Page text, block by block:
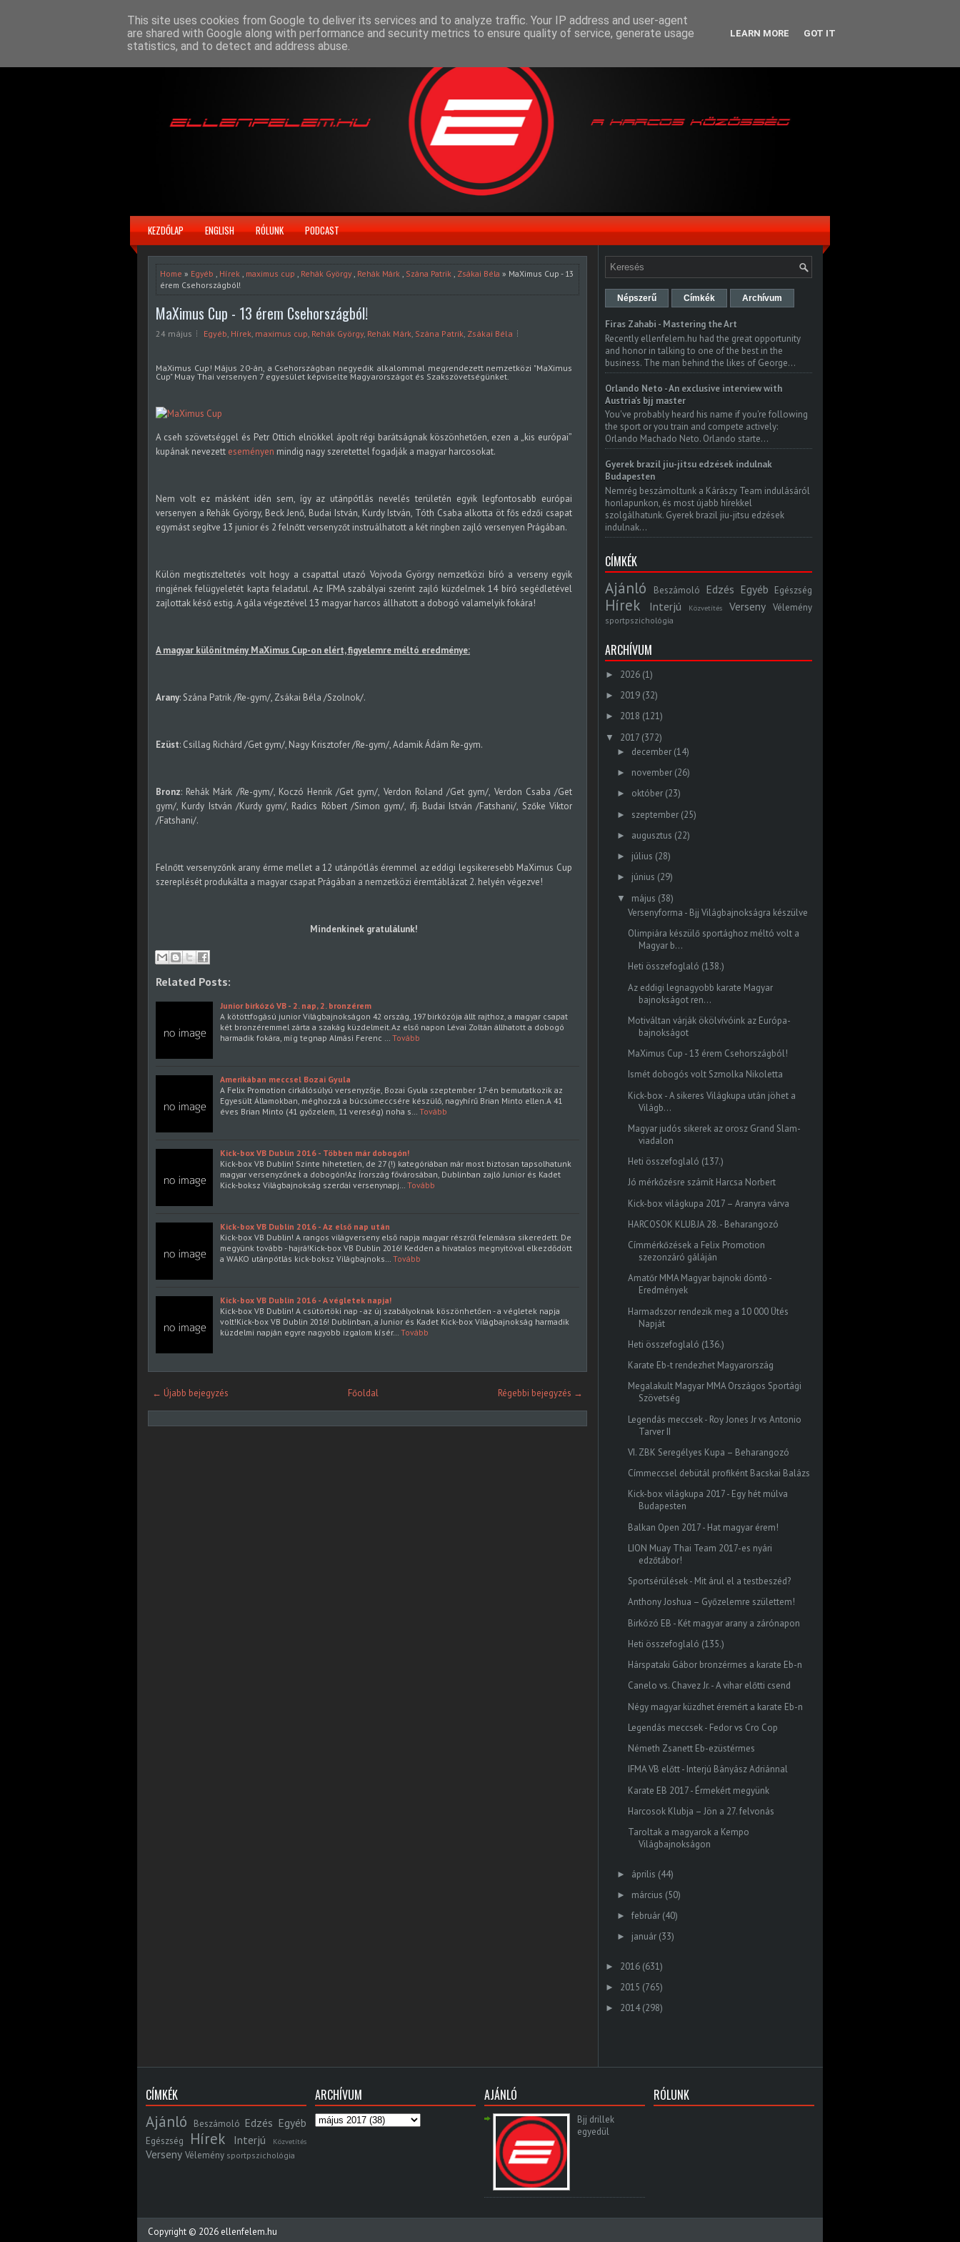
KEZDŐLAP ENGLISH RÓLUNK PODCAST
Home » Egyéb , Hírek , maximus cup , Rehák György, Rehák Márk , Szána Patrik , Zsákai Béla » MaXimus Cup - 13
érem Csehországból!
MaXimus Cup - 13 érem Csehországból!
24 május Egyéb, Hírek, maximus cup, Rehák György, Rehák Márk, Szána Patrik, Zsákai Béla
MaXimus Cup! Május 20-án, a Csehországban negyedik alkalommal megrendezett nemzetközi "MaXimus
Cup" Muay Thai versenyen 7 egyesület képviselte Magyarországot és Szakszövetségünket.
A cseh szövetséggel és Petr Ottich elnökkel ápolt régi barátságnak köszönhetően, ezen a „kis európai”
kupának nevezett eseményen mindig nagy szeretettel fogadják a magyar harcosokat.
Nem volt ez másként idén sem, így az utánpótlás nevelés területén egyik legfontosabb európai
versenyen a Rehák György, Beck Jenő, Budai István, Kurdy István, Tóth Csaba alkotta öt fős edzői csapat
egymást segítve 13 junior és 2 felnőtt versenyzőt instruálhatott a két ringben zajló versenyen Prágában.
Külön megtiszteltetés volt hogy a csapattal utazó Vojvoda György nemzetközi bíró a verseny egyik
ringjének felügyeletét kapta feladatul. Az IFMA szabályai szerint zajló küzdelmek 14 bíró segédletével
zajlottak késő estig. A gála végeztével 13 magyar harcos állhatott a dobogó valamelyik fokára!
A magyar különítmény MaXimus Cup-on elért, figyelemre méltó eredménye:
Arany: Szána Patrik /Re-gym/, Zsákai Béla /Szolnok/.
Ezüst: Csillag Richárd /Get gym/, Nagy Krisztofer /Re-gym/, Adamik Ádám Re-gym.
Bronz: Rehák Márk /Re-gym/, Koczó Henrik /Get gym/, Verdon Roland /Get gym/, Verdon Csaba /Get
gym/, Kurdy István /Kurdy gym/, Radics Róbert /Simon gym/, ifj. Budai István /Fatshani/, Szőke Viktor
/Fatshani/.
Felnőtt versenyzőnk arany érme mellet a 12 utánpótlás éremmel az eddigi legsikeresebb MaXimus Cup
szereplését produkálta a magyar csapat Prágában a nemzetközi éremtáblázat 2. helyén végezve!
Mindenkinek gratulálunk!
Related Posts:
Junior birkózó VB - 2. nap, 2. bronzérem
A kötöttfogású junior Világbajnokságon 42 ország, 197 birkózója állt rajthoz, a magyar csapat
két bronzéremmel zárta a szakág küzdelmeit.Az első napon Lévai Zoltán állhatott a dobogó
harmadik fokára, míg tegnap Almási Ferenc … Tovább
Amerikában meccsel Bozai Gyula
A Felix Promotion cirkálósúlyú versenyzője, Bozai Gyula szeptember 17-én bemutatkozik az
Egyesült Államokban, méghozzá a búcsúmeccsére készülő, nagyhírű Brian Minto ellen.A 41
éves Brian Minto (41 győzelem, 11 vereség) noha s… Tovább
Kick-box VB Dublin 2016 - Többen már dobogón!
Kick-box VB Dublin! Szinte hihetetlen, de 27 (!) kategóriában már most biztosan tapsolhatunk
magyar versenyzőnek a dobogón!Az Írország fővárosában, Dublinban zajló Junior és Kadet
Kick-boksz Világbajnokság szerdai versenynapj… Tovább
Kick-box VB Dublin 2016 - Az első nap után
Kick-box VB Dublin! A rangos világverseny első napja magyar részről felemásra sikeredett. De
megyünk tovább - hajrá!Kick-box VB Dublin 2016! Kedden a hivatalos megnyitóval elkezdődött
a WAKO utánpótlás kick-boksz Világbajnoks… Tovább
Kick-box VB Dublin 2016 - A végletek napja!
Kick-box VB Dublin! A csütörtöki nap - az új szabályoknak köszönhetően - a végletek napja
volt!Kick-box VB Dublin 2016! Dublinban, a Junior és Kadet Kick-box Világbajnokság harmadik
küzdelmi napján egyre nagyobb izgalom kísér… Tovább
← Újabb bejegyzés Régebbi bejegyzés →
Főoldal
Népszerű Címkék Archívum
Firas Zahabi - Mastering the Art
Recently ellenfelem.hu had the great opportunity
and honor in talking to one of the best in the
business. The man behind the likes of George...
Orlando Neto - An exclusive interview with
Austria's bjj master
You've probably heard his name if you're following
the sport or you train and compete actively:
Orlando Machado Neto. Orlando starte...
Gyerek brazil jiu-jitsu edzések indulnak
Budapesten
Nemrég beszámoltunk a Kárászy Team indulásáról
honlapunkon, és most újabb hírekkel
szolgálhatunk. Gyerek brazil jiu-jitsu edzések
indulnak...
CÍMKÉK
Ajánló Beszámoló Edzés Egyéb Egészség
Hírek Interjú Közvetítés Verseny Vélemény
sportpszichológia
ARCHÍVUM
► 2026 (1)
► 2019 (32)
► 2018 (121)
▼ 2017 (372)
► december (14)
► november (26)
► október (23)
► szeptember (25)
► augusztus (22)
► július (28)
► június (29)
▼ május (38)
Versenyforma - Bjj Világbajnokságra készülve
Olimpiára készülő sportághoz méltó volt a
Magyar b...
Heti összefoglaló (138.)
Az eddigi legnagyobb karate Magyar
bajnokságot ren...
Motiváltan várják ökölvívóink az Európa-
bajnokságot
MaXimus Cup - 13 érem Csehországból!
Ismét dobogós volt Szmolka Nikoletta
Kick-box - A sikeres Világkupa után jöhet a
Világb...
Magyar judós sikerek az orosz Grand Slam-
viadalon
Heti összefoglaló (137.)
Jó mérkőzésre számít Harcsa Norbert
Kick-box világkupa 2017 – Aranyra várva
HARCOSOK KLUBJA 28. - Beharangozó
Címmérkőzések a Felix Promotion
szezonzáró gáláján
Amatőr MMA Magyar bajnoki döntő -
Eredmények
Harmadszor rendezik meg a 10 000 Ütés
Napját
Heti összefoglaló (136.)
Karate Eb-t rendezhet Magyarország
Megalakult Magyar MMA Országos Sportági
Szövetség
Legendás meccsek - Roy Jones Jr vs Antonio
Tarver II
VI. ZBK Seregélyes Kupa – Beharangozó
Címmeccsel debütál profiként Bacskai Balázs
Kick-box világkupa 2017 - Egy hét múlva
Budapesten
Balkan Open 2017 - Hat magyar érem!
LION Muay Thai Team 2017-es nyári
edzőtábor!
Sportsérülések - Mit árul el a testbeszéd?
Anthony Joshua – Győzelemre születtem!
Birkózó EB - Két magyar arany a zárónapon
Heti összefoglaló (135.)
Hárspataki Gábor bronzérmes a karate Eb-n
Canelo vs. Chavez Jr. - A vihar előtti csend
Négy magyar küzdhet éremért a karate Eb-n
Legendás meccsek - Fedor vs Cro Cop
Németh Zsanett Eb-ezüstérmes
IFMA VB előtt - Interjú Bányász Adriánnal
Karate EB 2017 - Érmekért megyünk
Harcosok Klubja – Jön a 27. felvonás
Taroltak a magyarok a Kempo
Világbajnokságon
► április (44)
► március (50)
► február (40)
► január (33)
► 2016 (631)
► 2015 (765)
► 2014 (298)
CÍMKÉK
Ajánló Beszámoló Edzés Egyéb
Egészség Hírek Interjú Közvetítés
Verseny Vélemény sportpszichológia
ARCHÍVUM AJÁNLÓ
Bjj drillek
egyedül
RÓLUNK
Copyright © 2026 ellenfelem.hu
This site uses cookies from Google to deliver its services and to analyze traffic. Your IP address and user-agent
are shared with Google along with performance and security metrics to ensure quality of service, generate usage
statistics, and to detect and address abuse.
LEARN MORE GOT IT